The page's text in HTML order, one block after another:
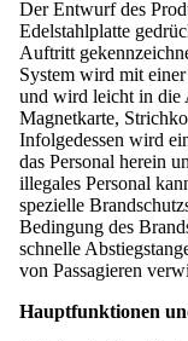
Der Entwurf des
Edelstahlplatte
Auftritt
System wird mit
und wird leicht in die
Magnetkarte,
Infolgedessen wird
das Personal herein
illegales Personal
spezielle
Bedingung des
schnelle
von Passagieren
Hauptfunktionen